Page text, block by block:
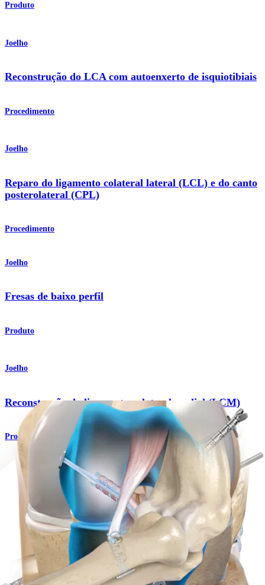
Produto
Joelho
Reconstrução do LCA com autoenxerto de isquiotibiais
Procedimento
Joelho
Reparo do ligamento colateral lateral (LCL) e do canto
posterolateral (CPL)
Procedimento
Joelho
Fresas de baixo perfil
Produto
Joelho
Reconstrução do ligamento colateral medial (LCM)
Procedimento
Joelho
Reconstrução do ligamento cruzado posterior (LCP)
Procedimento
Joelho